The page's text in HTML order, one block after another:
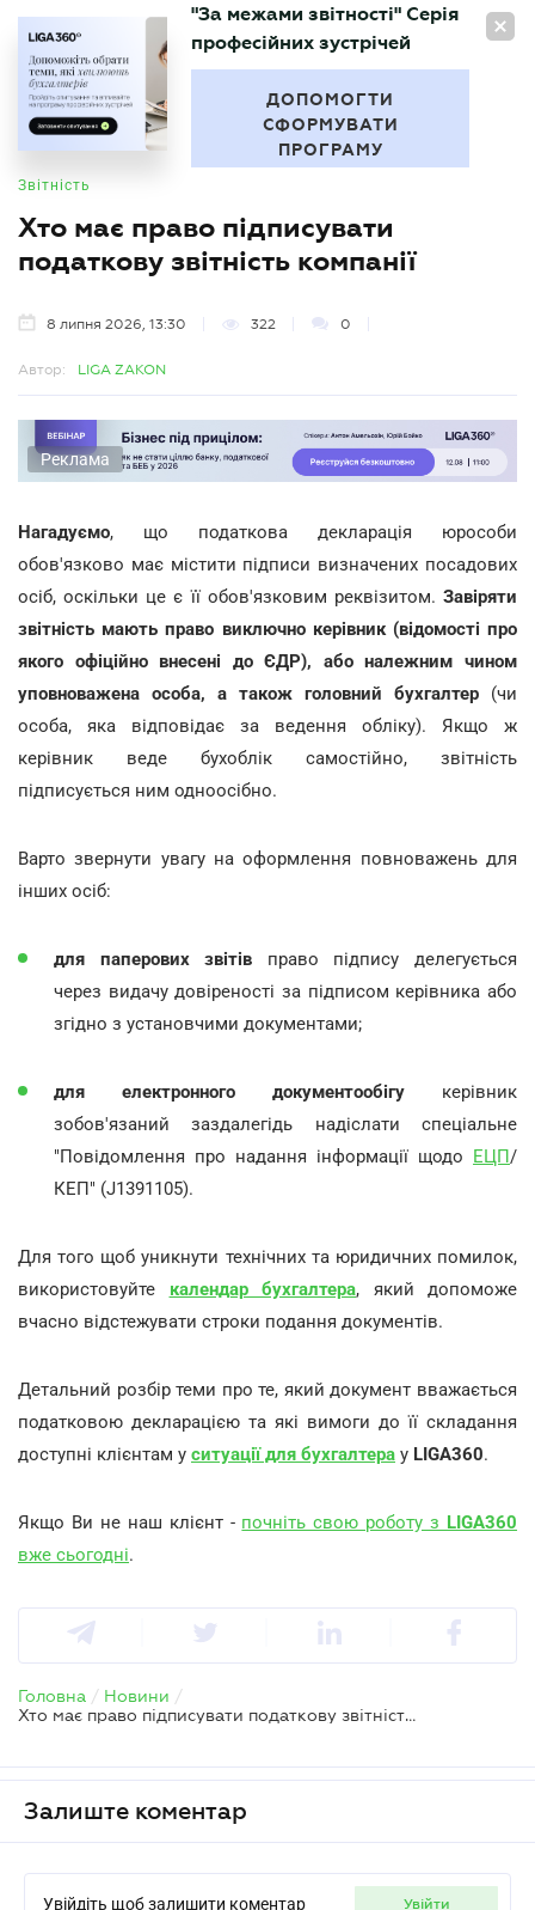
UA
БУХГАЛТЕР
"За межами звітності" Серія
професійних зустрічей
ДОПОМОГТИ
СФОРМУВАТИ
ПРОГРАМУ
Звітність
Хто має право підписувати
податкову звітність компанії
8 липня 2026, 13:30 322 0
Автор: LIGA ZAKON
Реклама
Нагадуємо, що податкова декларація юрособи
обов'язково має містити підписи визначених посадових
осіб, оскільки це є її обов'язковим реквізитом. Завіряти
звітність мають право виключно керівник (відомості про
якого офіційно внесені до ЄДР), або належним чином
уповноважена особа, а також головний бухгалтер (чи
особа, яка відповідає за ведення обліку). Якщо ж
керівник веде бухоблік самостійно, звітність
підписується ним одноосібно.
Варто звернути увагу на оформлення повноважень для
інших осіб:
для паперових звітів право підпису делегується
через видачу довіреності за підписом керівника або
згідно з установчими документами;
для електронного документообігу керівник
зобов'язаний заздалегідь надіслати спеціальне
"Повідомлення про надання інформації щодо ЕЦП/
КЕП" (J1391105).
Для того щоб уникнути технічних та юридичних помилок,
використовуйте календар бухгалтера, який допоможе
вчасно відстежувати строки подання документів.
Детальний розбір теми про те, який документ вважається
податковою декларацією та які вимоги до її складання
доступні клієнтам у ситуації для бухгалтера у LIGA360.
Якщо Ви не наш клієнт - почніть свою роботу з LIGA360
вже сьогодні.
Головна / Новини /
Хто має право підписувати податкову звітність компанії
Залиште коментар
Увійдіть щоб залишити коментар увійти